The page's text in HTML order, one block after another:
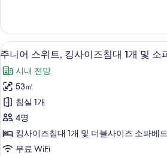
내
전
망
사
진
모
두
보
기
즈
침
대
개,
시
내
전
망
자
세
히
주
니
어
스
위
트,
킹
고급 침
8
주니어 스위트, 킹사이즈침대 1개 및 소
시내 전망
53㎡
침실 1개
4명
킹사이즈침대 1개 및 더블사이즈 소파베
무료 WiFi